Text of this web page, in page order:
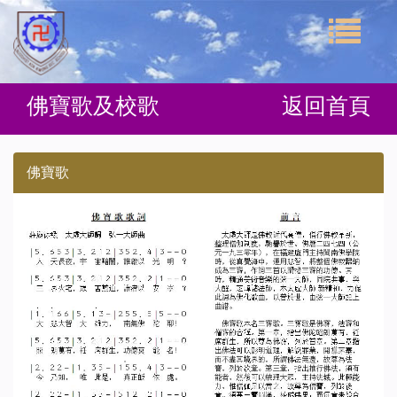
佛寶歌及校歌 返回首頁
佛寶歌